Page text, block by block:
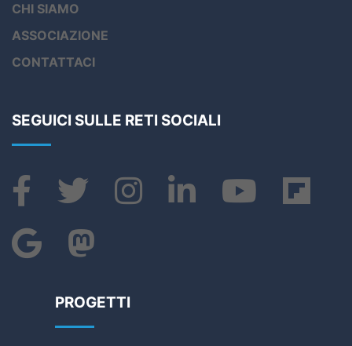
CHI SIAMO
ASSOCIAZIONE
CONTATTACI
SEGUICI SULLE RETI SOCIALI
PROGETTI